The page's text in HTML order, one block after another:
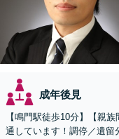
成年後見
【鳴門駅徒歩10分】【親
通しています！調停／遺留